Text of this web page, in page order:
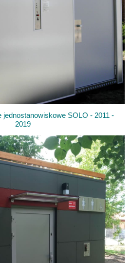
jednostanowiskowe SOLO - 2011 -
2019